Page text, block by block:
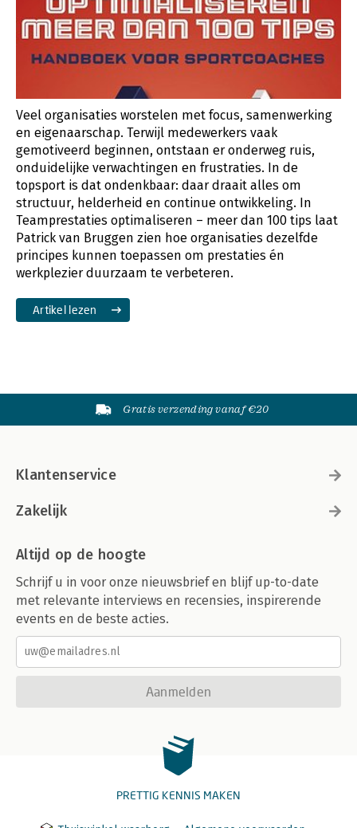
Veel organisaties worstelen met focus, samenwerking
en eigenaarschap. Terwijl medewerkers vaak
gemotiveerd beginnen, ontstaan er onderweg ruis,
onduidelijke verwachtingen en frustraties. In de
topsport is dat ondenkbaar: daar draait alles om
structuur, helderheid en continue ontwikkeling. In
Teamprestaties optimaliseren – meer dan 100 tips laat
Patrick van Bruggen zien hoe organisaties dezelfde
principes kunnen toepassen om prestaties én
werkplezier duurzaam te verbeteren.
Artikel lezen
Gratis verzending vanaf €20
Klantenservice
Zakelijk
Altijd op de hoogte
Schrijf u in voor onze nieuwsbrief en blijf up-to-date
met relevante interviews en recensies, inspirerende
events en de beste acties.
Aanmelden
PRETTIG KENNIS MAKEN